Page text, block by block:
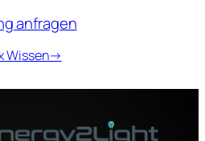
anfragen
Wissen→